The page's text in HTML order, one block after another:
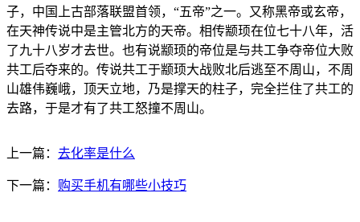
子，中国上古部落联盟首领，“五帝”之一。又称黑帝或玄帝，
在天神传说中是主管北方的天帝。相传颛顼在位七十八年，活
了九十八岁才去世。也有说颛顼的帝位是与共工争夺帝位大败
共工后夺来的。传说共工于颛顼大战败北后逃至不周山，不周
山雄伟巍峨，顶天立地，乃是撑天的柱子，完全拦住了共工的
去路，于是才有了共工怒撞不周山。
上一篇： 去化率是什么
下一篇： 购买手机有哪些小技巧